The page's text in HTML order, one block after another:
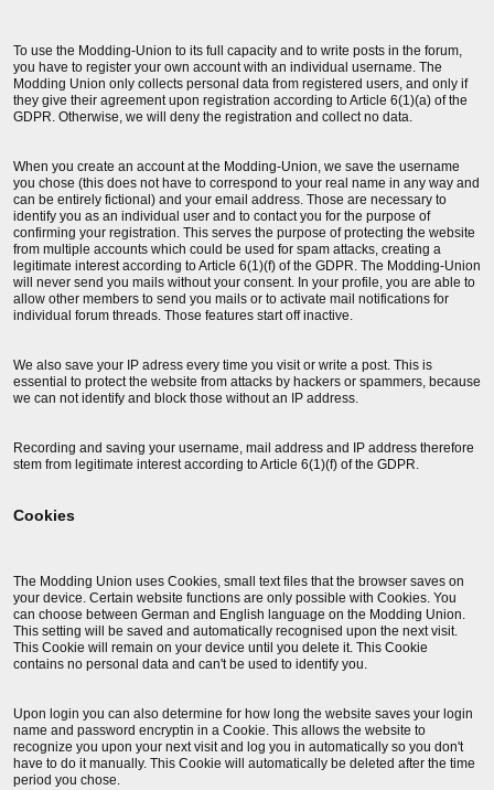
To use the Modding-Union to its full capacity and to write posts in the forum,
you have to register your own account with an individual username. The
Modding Union only collects personal data from registered users, and only if
they give their agreement upon registration according to Article 6(1)(a) of the
GDPR. Otherwise, we will deny the registration and collect no data.
When you create an account at the Modding-Union, we save the username
you chose (this does not have to correspond to your real name in any way and
can be entirely fictional) and your email address. Those are necessary to
identify you as an individual user and to contact you for the purpose of
confirming your registration. This serves the purpose of protecting the website
from multiple accounts which could be used for spam attacks, creating a
legitimate interest according to Article 6(1)(f) of the GDPR. The Modding-Union
will never send you mails without your consent. In your profile, you are able to
allow other members to send you mails or to activate mail notifications for
individual forum threads. Those features start off inactive.
We also save your IP adress every time you visit or write a post. This is
essential to protect the website from attacks by hackers or spammers, because
we can not identify and block those without an IP address.
Recording and saving your username, mail address and IP address therefore
stem from legitimate interest according to Article 6(1)(f) of the GDPR.
Cookies
The Modding Union uses Cookies, small text files that the browser saves on
your device. Certain website functions are only possible with Cookies. You
can choose between German and English language on the Modding Union.
This setting will be saved and automatically recognised upon the next visit.
This Cookie will remain on your device until you delete it. This Cookie
contains no personal data and can't be used to identify you.
Upon login you can also determine for how long the website saves your login
name and password encryptin in a Cookie. This allows the website to
recognize you upon your next visit and log you in automatically so you don't
have to do it manually. This Cookie will automatically be deleted after the time
period you chose.